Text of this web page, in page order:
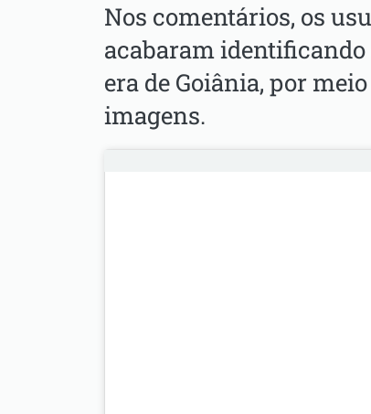
Nos comentários, os
acabaram
era de Goiânia, por
imagens.